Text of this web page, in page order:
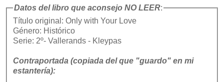
Datos del libro que aconsejo NO LEER:
Título original: Only with Your Love
Género: Histórico
Serie: 2º- Vallerands - Kleypas
Contraportada (copiada del que "guardo" en mi
estantería):